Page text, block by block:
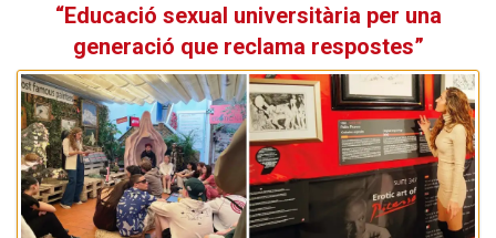
“Educació sexual universitària per una
generació que reclama respostes”